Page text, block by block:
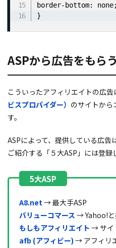
border-bottom:
}
ASPから広告をもらう
こういったアフィリエイトの広告
ビスプロパイダー） のサイトから
す。
ASPによって、提供している広
ご紹介する「５大ASP」には登録
A8.net → 最大手ASP
バリューコマース → Yahoo!と
もしもアフィリエイト → サイ
afb (アフィビー) → アフィリ